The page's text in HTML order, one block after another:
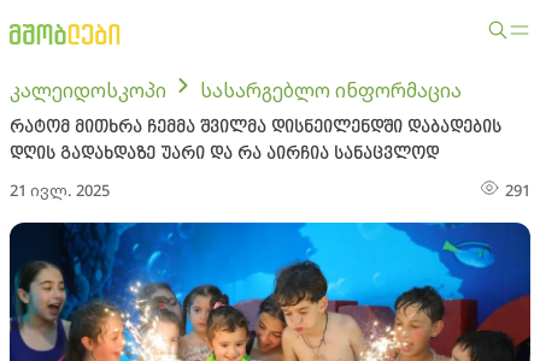
კალეიდოსკოპი სასარგებლო ინფორმაცია
რატომ მითხრა ჩემმა შვილმა დისნეილენდში დაბადების
დღის გადახდაზე უარი და რა აირჩია სანაცვლოდ
21 ივლ. 2025 291